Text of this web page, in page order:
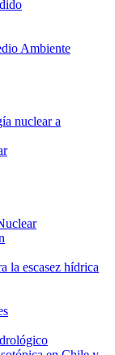
Ambiente
nuclear a
la escasez hídrica